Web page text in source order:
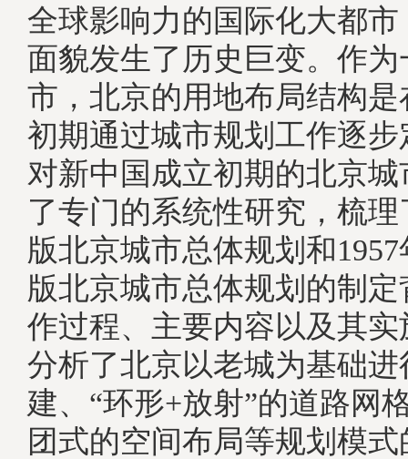
全球影响力的国际化大都
面貌发生了历史巨变。作
市，北京的用地布局结构
初期通过城市规划工作逐
对新中国成立初期的北京
了专门的系统性研究，梳理
版北京城市总体规划和1957
版北京城市总体规划的制
作过程、主要内容以及其
分析了北京以老城为基础
建、“环形+放射”的道路网
团式的空间布局等规划模